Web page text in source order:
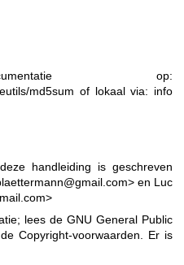
op:
md5sum of lokaal via: info
handleiding is geschreven
en Luc
lees de GNU General Public
Copyright-voorwaarden. Er is